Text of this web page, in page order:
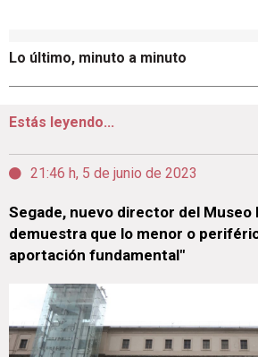
Lo último, minuto a minuto
Estás leyendo...
21:46 h, 5 de junio de 2023
Segade, nuevo director del Museo
demuestra que lo menor o
aportación fundamental"